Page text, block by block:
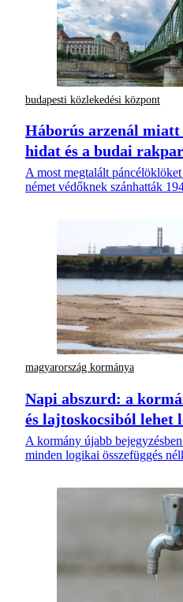
budapesti közlekedési központ
Háborús arzenál miatt
hidat és a budai
A most megtalált
német védőknek szánhatták
magyarország kormánya
Napi abszurd: a
és lajtoskocsiból lehet
A kormány újabb
minden logikai összefüggés